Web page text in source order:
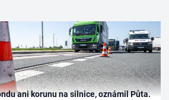
ani korunu na silnice, oznámil Půta.